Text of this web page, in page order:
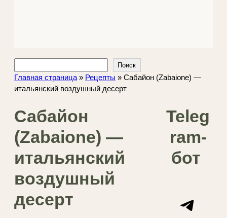
Поиск
Главная страница » Рецепты » Сабайон (Zabaione) —
итальянский воздушный десерт
Сабайон
(Zabaione) —
итальянский
воздушный
десерт
Teleg
ram-
бот
Telegram